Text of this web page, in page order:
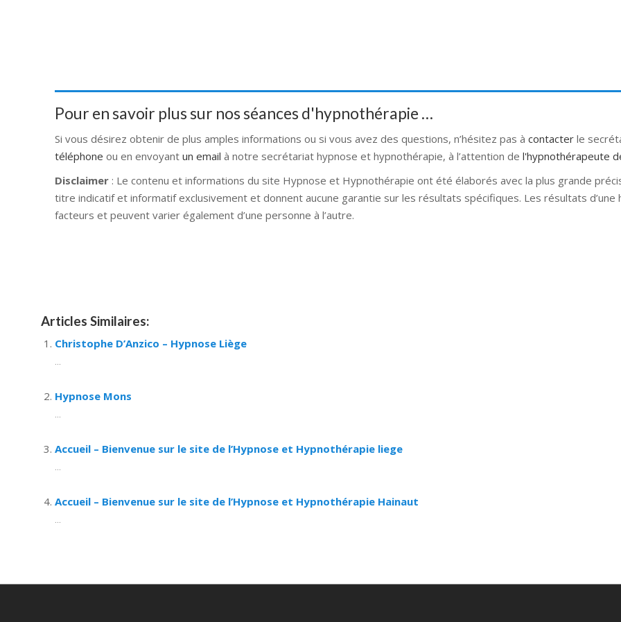
Pour en savoir plus sur nos séances d'hypnothérapie …
Si vous désirez obtenir de plus amples informations ou si vous avez des questions, n’hésitez pas à contacter le
téléphone ou en envoyant un email à notre secrétariat hypnose et hypnothérapie, à l’attention de l'hypnothérapeute
Disclaimer : Le contenu et informations du site Hypnose et Hypnothérapie ont été élaborés avec la plus grande
titre indicatif et informatif exclusivement et donnent aucune garantie sur les résultats spécifiques. Les résultats
facteurs et peuvent varier également d’une personne à l’autre.
Articles Similaires:
Christophe D’Anzico – Hypnose Liège
...
Hypnose Mons
...
Accueil – Bienvenue sur le site de l’Hypnose et Hypnothérapie liege
...
Accueil – Bienvenue sur le site de l’Hypnose et Hypnothérapie Hainaut
...